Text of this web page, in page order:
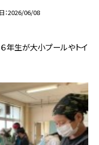
2026/06/08
年生が大小プールやトイ